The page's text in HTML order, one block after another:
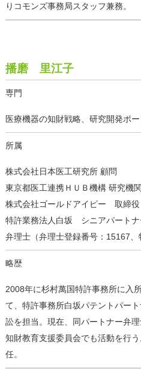
りコモンズ事務局スタッフ兼務。
播磨 里江子
専門
医療機器の知財戦略、研究開発ポ
所属
株式会社日本医工研究所 顧問
東京都医工連携ＨＵＢ機構 研究機
株式会社ゴールドアイピー 取締役
特許業務法人白坂 シニアパートナ
弁理士（弁理士登録番号：15167、
略歴
2008年に杉村萬国特許事務所に入
て、特許事務所白坂パテントパー
訟を担当。現在、同パートナー弁
知財教育支援委員会でも活動を行
任。